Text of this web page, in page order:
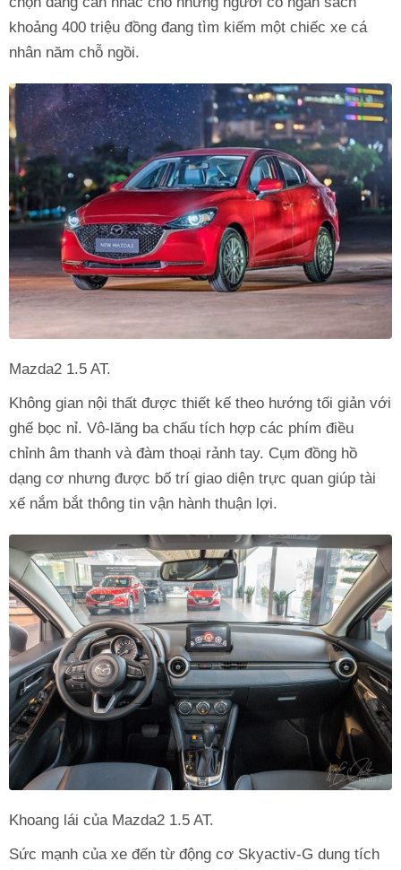
khoảng 400 triệu đồng đang tìm kiếm một chiếc xe cá
nhân năm chỗ ngồi.
Mazda2 1.5 AT.
Không gian nội thất được thiết kế theo hướng tối giản với
ghế bọc nỉ. Vô-lăng ba chấu tích hợp các phím điều
chỉnh âm thanh và đàm thoại rảnh tay. Cụm đồng hồ
dạng cơ nhưng được bố trí giao diện trực quan giúp tài
xế nắm bắt thông tin vận hành thuận lợi.
Khoang lái của Mazda2 1.5 AT.
Sức mạnh của xe đến từ động cơ Skyactiv-G dung tích